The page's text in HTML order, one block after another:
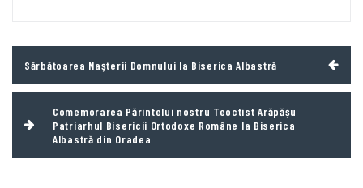
articole
Sărbătoarea Nașterii Domnului la Biserica Albastră
Comemorarea Părintelui nostru Teoctist Arăpășu
Patriarhul Bisericii Ortodoxe Române la Biserica
Albastră din Oradea